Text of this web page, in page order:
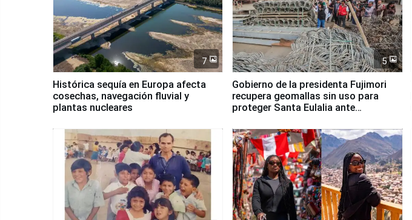
7
Histórica sequía en Europa afecta
cosechas, navegación fluvial y
plantas nucleares
5
Gobierno de la presidenta Fujimori
recupera geomallas sin uso para
proteger Santa Eulalia ante